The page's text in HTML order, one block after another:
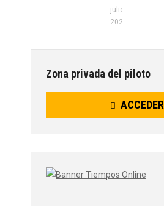
julio 22,
2026
Zona privada del piloto
ACCEDER